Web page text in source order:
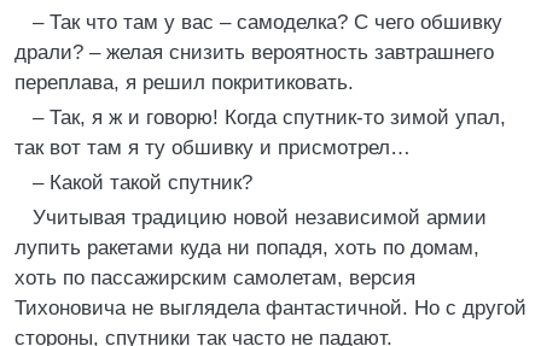
– Так что там у вас – самоделка? С чего обшивку
драли? – желая снизить вероятность завтрашнего
переплава, я решил покритиковать.
– Так, я ж и говорю! Когда спутник-то зимой упал,
так вот там я ту обшивку и присмотрел…
– Какой такой спутник?
Учитывая традицию новой независимой армии
лупить ракетами куда ни попадя, хоть по домам,
хоть по пассажирским самолетам, версия
Тихоновича не выглядела фантастичной. Но с другой
стороны, спутники так часто не падают.